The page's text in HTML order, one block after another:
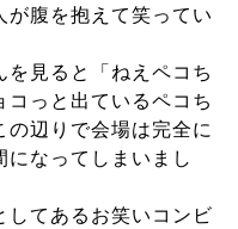
が腹を抱えて笑ってい
見ると「ねえペコち
っと出ているペコち
の辺りで会場は完全に
になってしまいまし
してあるお笑いコンビ